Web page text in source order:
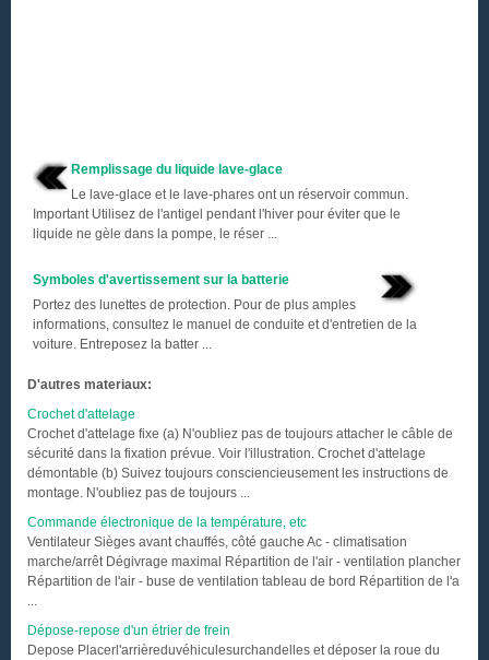
Remplissage du liquide lave-glace
Le lave-glace et le lave-phares ont un réservoir commun.
Important Utilisez de l'antigel pendant l'hiver pour éviter que le
liquide ne gèle dans la pompe, le réser ...
Symboles d'avertissement sur la batterie
Portez des lunettes de protection. Pour de plus amples
informations, consultez le manuel de conduite et d'entretien de la
voiture. Entreposez la batter ...
D'autres materiaux:
Crochet d'attelage
Crochet d'attelage fixe (a) N'oubliez pas de toujours attacher le câble de
sécurité dans la fixation prévue. Voir l'illustration. Crochet d'attelage
démontable (b) Suivez toujours consciencieusement les instructions de
montage. N'oubliez pas de toujours ...
Commande électronique de la température, etc
Ventilateur Sièges avant chauffés, côté gauche Ac - climatisation
marche/arrêt Dégivrage maximal Répartition de l'air - ventilation plancher
Répartition de l'air - buse de ventilation tableau de bord Répartition de l'a
...
Dépose-repose d'un étrier de frein
Depose Placerl'arrièreduvéhiculesurchandelles et déposer la roue du